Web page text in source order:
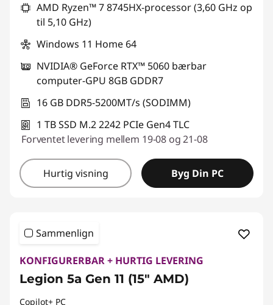
AMD Ryzen™ 7 8745HX-processor (3,60 GHz op
til 5,10 GHz)
Windows 11 Home 64
NVIDIA® GeForce RTX™ 5060 bærbar
computer-GPU 8GB GDDR7
16 GB DDR5-5200MT/s (SODIMM)
1 TB SSD M.2 2242 PCIe Gen4 TLC
Forventet levering mellem 19-08 og 21-08
Hurtig visning Byg Din PC
Sammenlign
KONFIGURERBAR + HURTIG LEVERING
Legion 5a Gen 11 (15" AMD)
Copilot+ PC